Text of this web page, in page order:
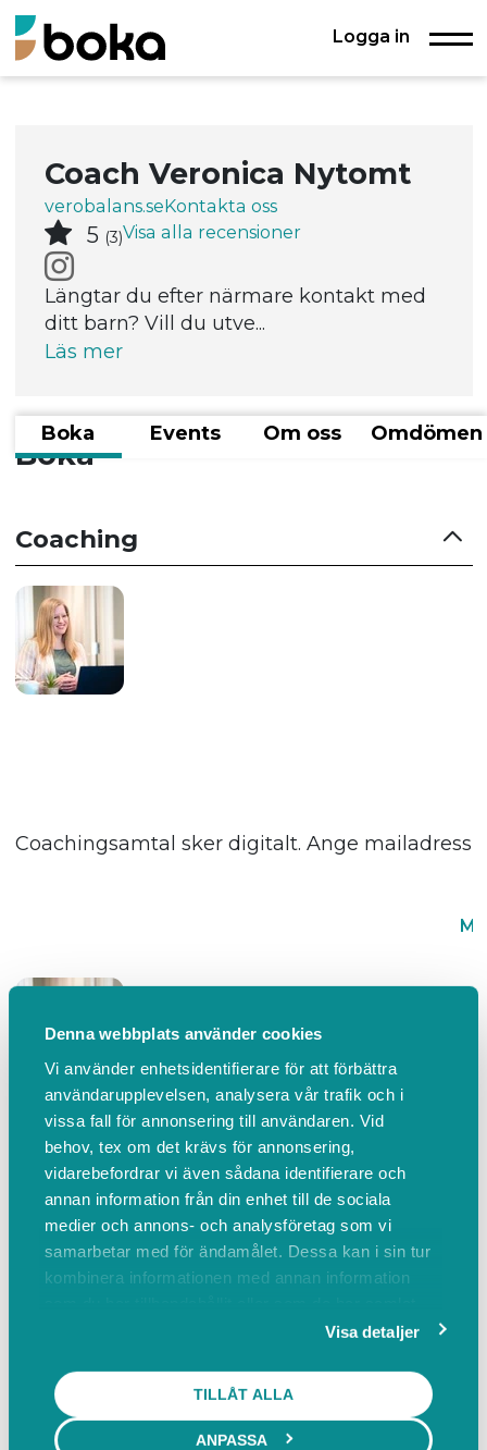
Denna webbplats använder cookies
Vi använder enhetsidentifierare för att förbättra
användarupplevelsen, analysera vår trafik och i
vissa fall för annonsering till användaren. Vid
behov, tex om det krävs för annonsering,
vidarebefordrar vi även sådana identifierare och
annan information från din enhet till de sociala
medier och annons- och analysföretag som vi
samarbetar med för ändamålet. Dessa kan i sin tur
kombinera informationen med annan information
Visa detaljer
TILLÅT ALLA
ANPASSA
Logga in
Coach Veronica Nytomt
verobalans.seKontakta oss
5 (3)Visa alla recensioner
Längtar du efter närmare kontakt med
ditt barn? Vill du utve...
Läs mer
Boka Events Om oss Omdömen
Boka
Coaching
Coachingsamtal sker digitalt. Ange
Coachingpaket med 3 samtal. Boka det